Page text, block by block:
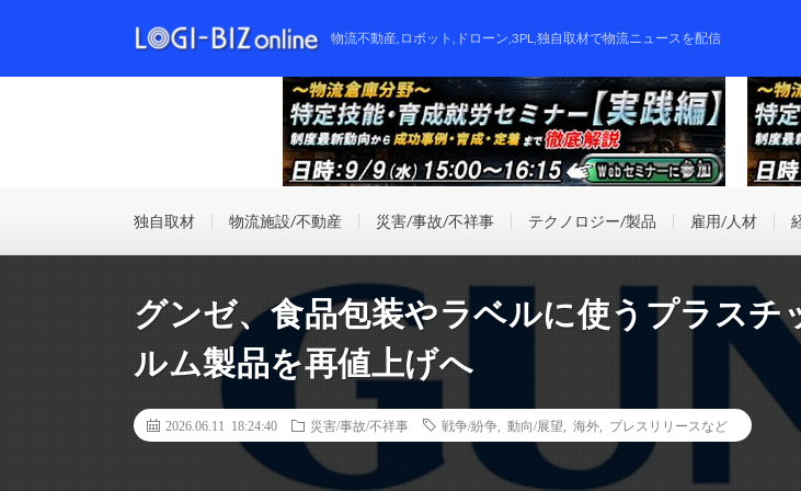
物流不動産,ロボット,ドローン,3PL,独自取材で物流ニュースを配信
独自取材 物流施設/不動産 災害/事故/不祥事 テクノロジー/製品 雇用/人材
グンゼ、食品包装やラベルに使うプラスチ
ルム製品を再値上げへ
2026.06.11 18:24:40 災害/事故/不祥事 戦争/紛争 動向/展望 海外 プレスリリースなど